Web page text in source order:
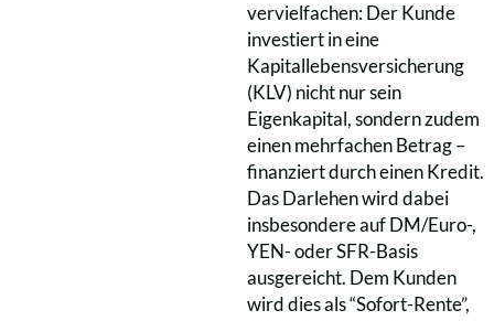
vervielfachen: Der Kunde
investiert in eine
Kapitallebensversicherung
(KLV) nicht nur sein
Eigenkapital, sondern zudem
einen mehrfachen Betrag –
finanziert durch einen Kredit.
Das Darlehen wird dabei
insbesondere auf DM/Euro-,
YEN- oder SFR-Basis
ausgereicht. Dem Kunden
wird dies als “Sofort-Rente”,